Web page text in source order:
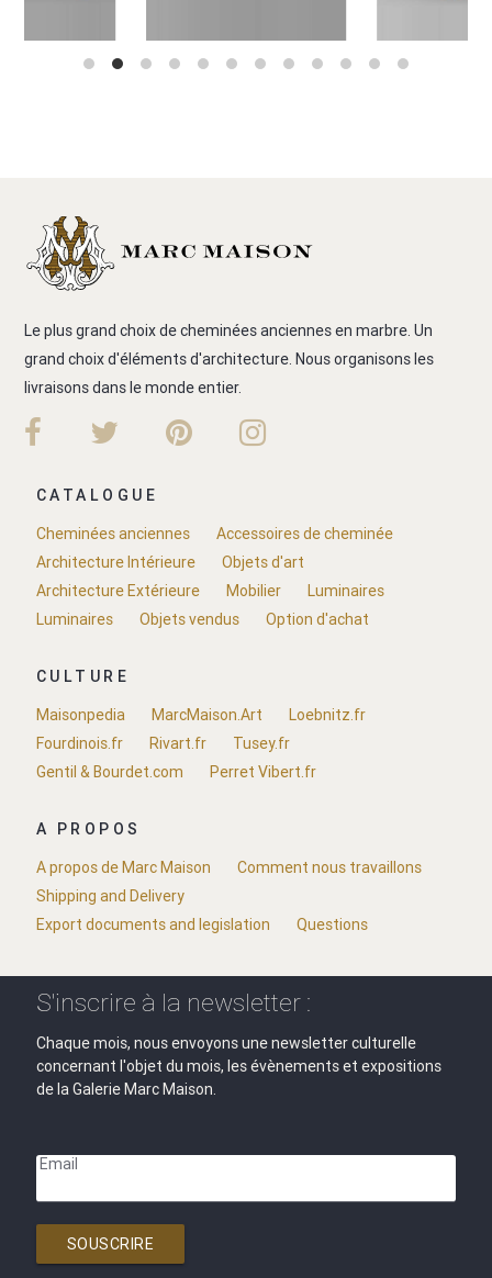
Le plus grand choix de cheminées anciennes en marbre. Un
grand choix d'éléments d'architecture. Nous organisons les
livraisons dans le monde entier.
CATALOGUE
Cheminées anciennes
Accessoires de cheminée
Architecture Intérieure
Objets d'art
Architecture Extérieure
Mobilier
Luminaires
Luminaires
Objets vendus Option d'achat
CULTURE
Maisonpedia
MarcMaison.Art
Loebnitz.fr
Fourdinois.fr
Rivart.fr
Tusey.fr
Gentil & Bourdet.com
Perret Vibert.fr
A PROPOS
A propos de Marc Maison
Comment nous travaillons
Shipping and Delivery
Export documents and legislation
Questions
S'inscrire à la newsletter :
Chaque mois, nous envoyons une newsletter culturelle
concernant l'objet du mois, les évènements et expositions
de la Galerie Marc Maison.
Email
SOUSCRIRE